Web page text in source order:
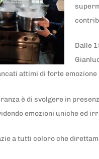
Dalle
attimi di forte
è di svolgere in
emozioni uniche ed
a tutti coloro che